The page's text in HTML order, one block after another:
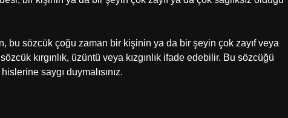
bu sözcük çoğu zaman bir kişinin ya da bir şeyin çok zayıf veya
kırgınlık, üzüntü veya kızgınlık ifade edebilir. Bu sözcüğü
saygı duymalısınız.